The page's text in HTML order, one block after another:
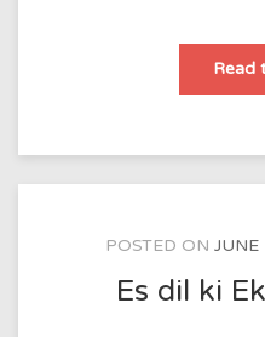
Read
POSTED ON
Es dil ki